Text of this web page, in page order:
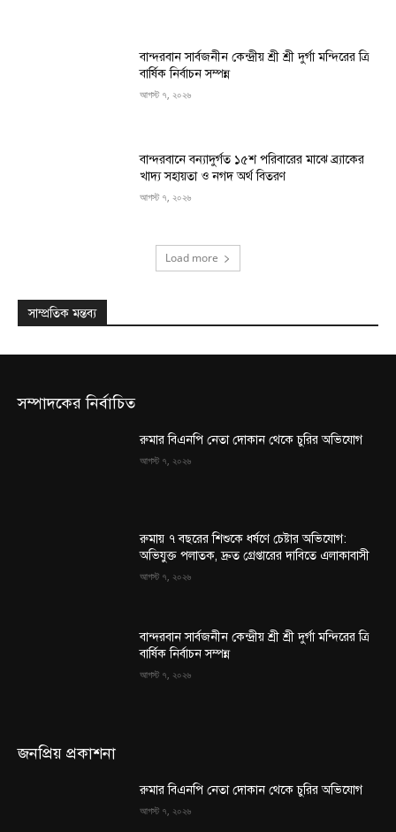
বান্দরবান সার্বজনীন কেন্দ্রীয় শ্রী শ্রী দুর্গা মন্দিরের ত্রি
বার্ষিক নির্বাচন সম্পন্ন
আগস্ট ৭, ২০২৬
বান্দরবানে বন্যাদুর্গত ১৫শ পরিবারের মাঝে ব্র্যাকের
খাদ্য সহায়তা ও নগদ অর্থ বিতরণ
আগস্ট ৭, ২০২৬
Load more
সাম্প্রতিক মন্তব্য
সম্পাদকের নির্বাচিত
রুমার বিএনপি নেতা দোকান থেকে চুরির অভিযোগ
আগস্ট ৭, ২০২৬
রুমায় ৭ বছরের শিশুকে ধর্ষণে চেষ্টার অভিযোগ:
অভিযুক্ত পলাতক, দ্রুত গ্রেপ্তারের দাবিতে এলাকাবাসী
আগস্ট ৭, ২০২৬
বান্দরবান সার্বজনীন কেন্দ্রীয় শ্রী শ্রী দুর্গা মন্দিরের ত্রি
বার্ষিক নির্বাচন সম্পন্ন
আগস্ট ৭, ২০২৬
জনপ্রিয় প্রকাশনা
রুমার বিএনপি নেতা দোকান থেকে চুরির অভিযোগ
আগস্ট ৭, ২০২৬